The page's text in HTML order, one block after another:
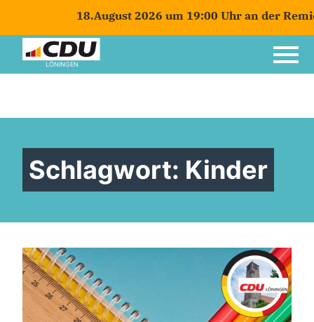
18.August 2026 um 19:00 Uhr an der
LÖNINGEN
Schlagwort: Kinder